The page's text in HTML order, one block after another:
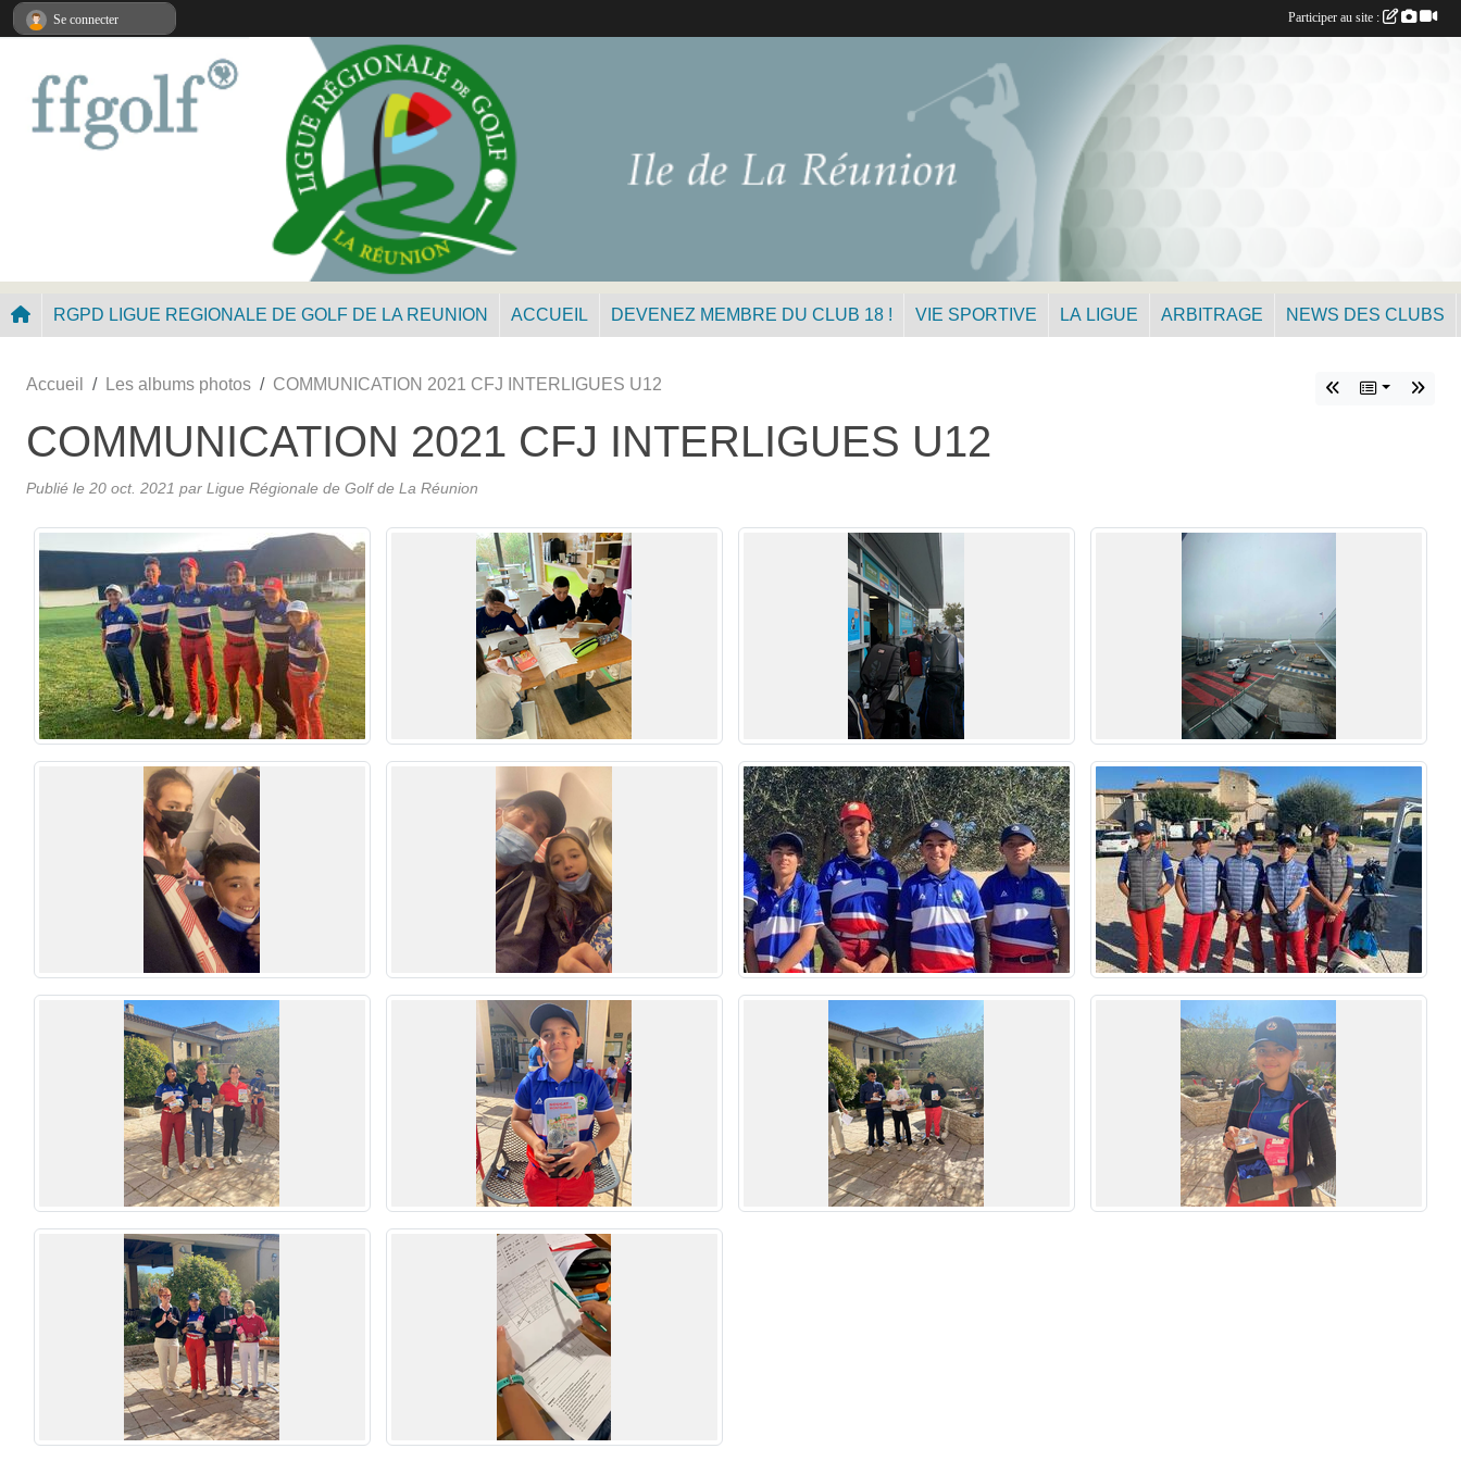
RGPD LIGUE REGIONALE DE GOLF DE LA REUNION ACCUEIL DEVENEZ MEMBRE DU CLUB 18 ! VIE SPORTIVE LA LIGUE ARBITRAGE NEWS DES CLUBS
Accueil Les albums photos COMMUNICATION 2021 CFJ INTERLIGUES U12
COMMUNICATION 2021 CFJ INTERLIGUES U12
Publié le 20 oct. 2021 par Ligue Régionale de Golf de La Réunion
Se connecter Participer au site :
Panneau de gestion des cookies